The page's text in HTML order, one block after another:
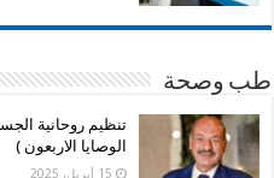
طب وصحة
تنظيم روحانية
الوصايا الاربعون )
15 أبريل، 2025